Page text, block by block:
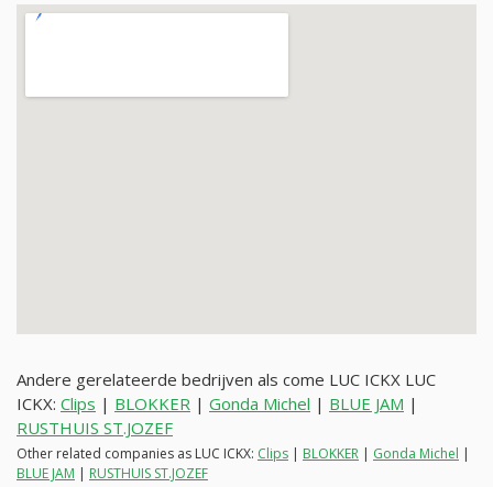
Andere gerelateerde bedrijven als come LUC ICKX LUC
ICKX: Clips | BLOKKER | Gonda Michel | BLUE JAM |
RUSTHUIS ST.JOZEF
Other related companies as LUC ICKX: Clips | BLOKKER | Gonda Michel |
BLUE JAM | RUSTHUIS ST.JOZEF